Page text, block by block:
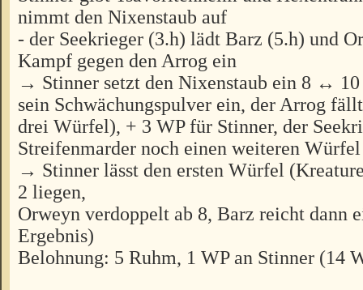
nimmt den Nixenstaub auf
- der Seekrieger (3.h) lädt Barz (5.h) und
Kampf gegen den Arrog ein
→ Stinner setzt den Nixenstaub ein 8 ↔ 10
sein Schwächungspulver ein, der Arrog
drei Würfel), + 3 WP für Stinner, der
Streifenmarder noch einen weiteren
→ Stinner lässt den ersten Würfel
2 liegen,
Orweyn verdoppelt ab 8, Barz reicht dann
Ergebnis)
Belohnung: 5 Ruhm, 1 WP an Stinner (14